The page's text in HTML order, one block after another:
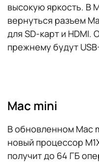
высокую яркость. В
вернуться разъем
для SD-карт и
прежнему будут
Mac mini
В обновленном Mac
новый процессор
получит до 64 ГБ